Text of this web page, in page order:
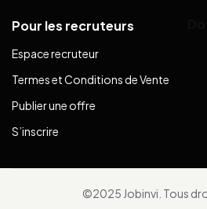
Pour les recruteurs
Espace recruteur
Termes et Conditions de Vente
Publier une offre
S’inscrire
©2025 Jobinvi. Tous